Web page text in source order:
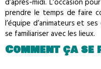
prendre le temps de faire
l’équipe d’animateurs et
se familiariser avec les lieux.
Comment ça